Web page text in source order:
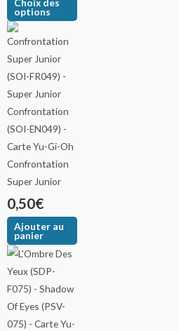
Choix des
options
Confrontation
Super Junior
0,50€
Ajouter au
panier